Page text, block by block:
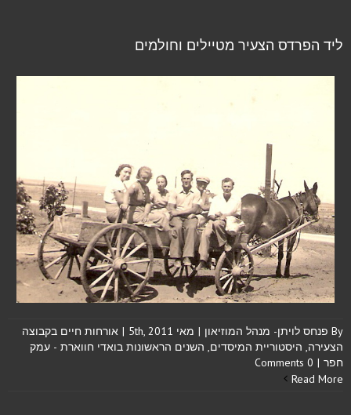
ליד הפרדס הצעיר מטיילים וחולמים
By פנחס לויתן- מנהל המוזיאון | מאי 5th, 2011 | אורחות חיים בקבוצה
הצעירה, היסטוריית המיסדים, השנים הראשונות בואדי חווארת - עמק
חפר |
0 Comments
Read More